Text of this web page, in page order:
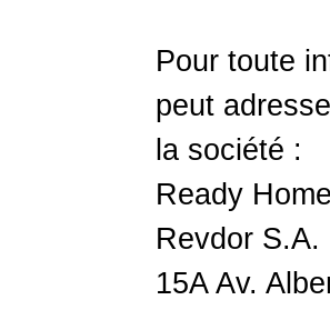
Pour toute
peut
la société :
Ready Home
Revdor S.A.
15A Av.